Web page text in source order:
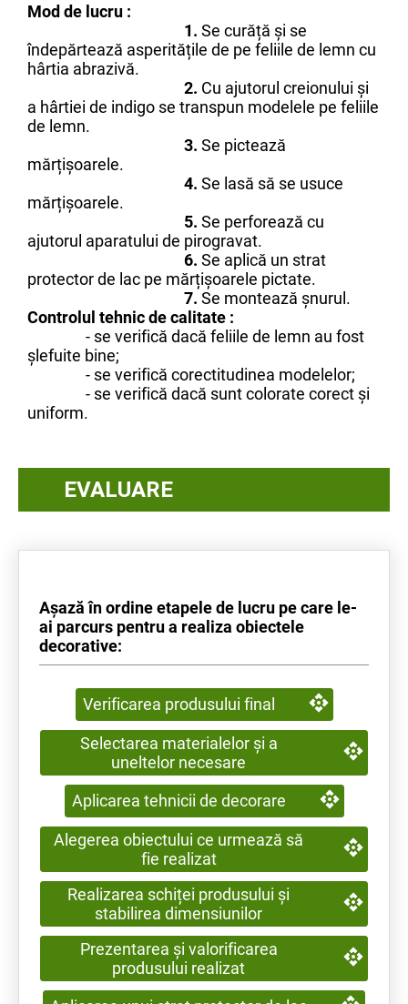
Mod de lucru :
1. Se curăță și se
îndepărtează asperitățile de pe feliile de lemn cu
hârtia abrazivă.
2. Cu ajutorul creionului și
a hârtiei de indigo se transpun modelele pe feliile
de lemn.
3. Se pictează
mărțișoarele.
4. Se lasă să se usuce
mărțișoarele.
5. Se perforează cu
ajutorul aparatului de pirogravat.
6. Se aplică un strat
protector de lac pe mărțișoarele pictate.
7. Se montează șnurul.
Controlul tehnic de calitate :
- se verifică dacă feliile de lemn au fost
șlefuite bine;
- se verifică corectitudinea modelelor;
- se verifică dacă sunt colorate corect și
uniform.
EVALUARE
Așază în ordine etapele de lucru pe care le-
ai parcurs pentru a realiza obiectele
decorative:
Verificarea produsului final
Selectarea materialelor și a
uneltelor necesare
Aplicarea tehnicii de decorare
Alegerea obiectului ce urmează să
fie realizat
Realizarea schiței produsului și
stabilirea dimensiunilor
Prezentarea și valorificarea
produsului realizat